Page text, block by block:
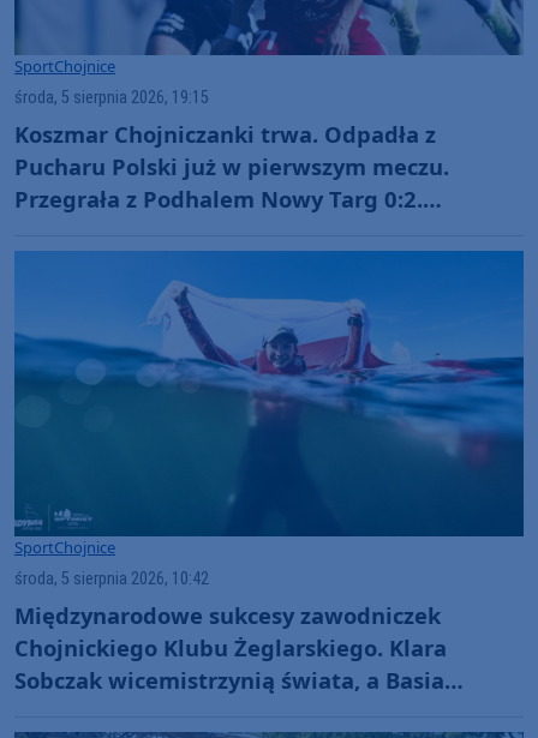
SportChojnice
środa, 5 sierpnia 2026, 19:15
Koszmar Chojniczanki trwa. Odpadła z
Pucharu Polski już w pierwszym meczu.
Przegrała z Podhalem Nowy Targ 0:2.
SportChojnice
środa, 5 sierpnia 2026, 10:42
Międzynarodowe sukcesy zawodniczek
Chojnickiego Klubu Żeglarskiego. Klara
Sobczak wicemistrzynią świata, a Basia